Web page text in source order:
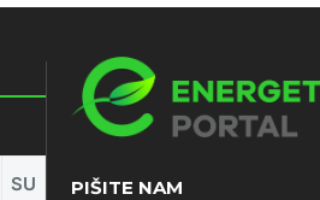
SU PIŠITE NAM